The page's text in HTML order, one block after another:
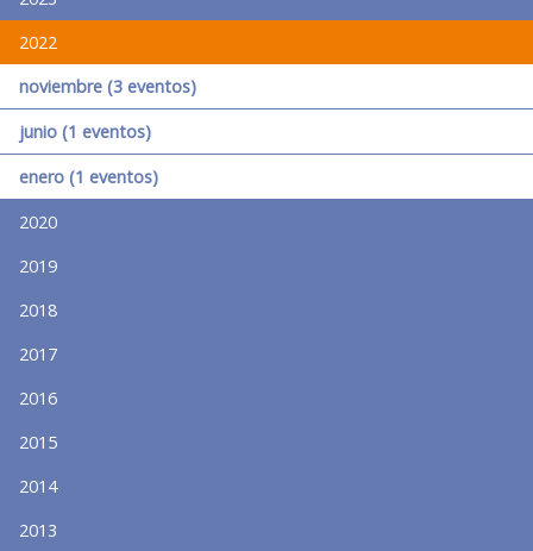
2022
noviembre (3 eventos)
junio (1 eventos)
enero (1 eventos)
2020
2019
2018
2017
2016
2015
2014
2013